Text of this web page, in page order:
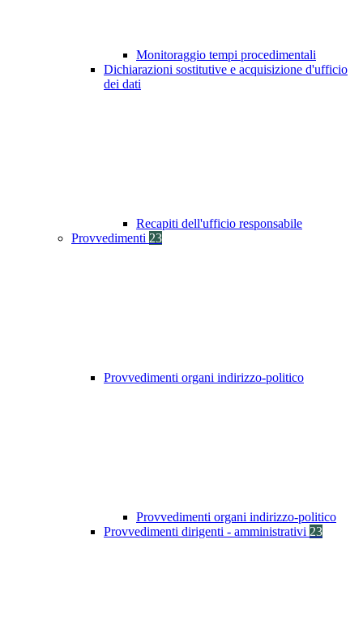
Monitoraggio tempi procedimentali
Dichiarazioni sostitutive e acquisizione d'ufficio
dei dati
Recapiti dell'ufficio responsabile
Provvedimenti 23
Provvedimenti organi indirizzo-politico
Provvedimenti organi indirizzo-politico
Provvedimenti dirigenti - amministrativi 23